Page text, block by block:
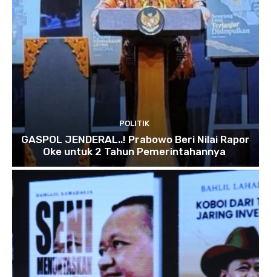
POLITIK
GASPOL JENDERAL..! Prabowo Beri Nilai Rapor
Oke untuk 2 Tahun Pemerintahannya